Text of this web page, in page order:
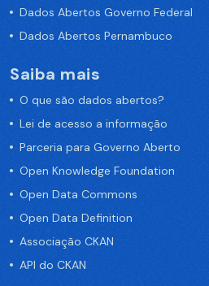
Dados Abertos Governo Federal
Dados Abertos Pernambuco
Saiba mais
O que são dados abertos?
Lei de acesso a informação
Parceria para Governo Aberto
Open Knowledge Foundation
Open Data Commons
Open Data Definition
Associação CKAN
API do CKAN